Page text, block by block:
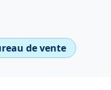
de vente